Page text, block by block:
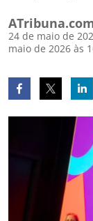
24 de maio de
maio de 2026 às